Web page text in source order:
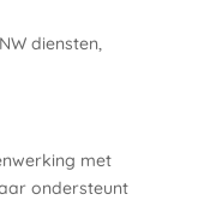
diensten,
met
ondersteunt